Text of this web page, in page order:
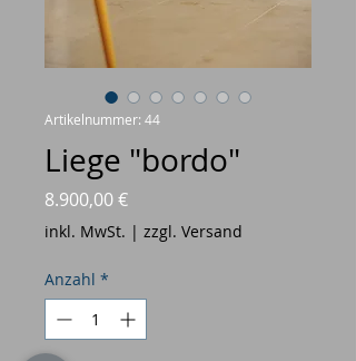
Artikelnummer: 44
Liege "bordo"
8.900,00 €Preis
inkl. MwSt. | zzgl. Versand
Anzahl *